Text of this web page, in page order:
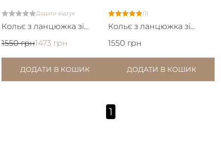
Додати відгук
Кольє з ланцюжка зі
з'ємним кулоном серце
1550 грн1473 грн
ДОДАТИ В КОШИК
(1)
Кольє з ланцюжка зі
з'ємним кулоном
1550 грн
ДОДАТИ В КОШИК
1